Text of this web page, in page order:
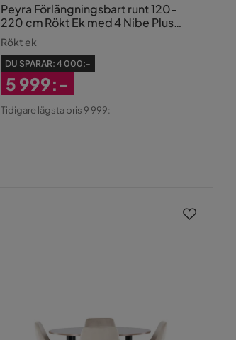
Peyra Förlängningsbart runt 120-
220 cm Rökt Ek med 4 Nibe Plus
Matstolar
Rökt ek
DU SPARAR: 4 000:-
Rabatterat
5 999:-
Tidigare lägsta pris 9 999:-